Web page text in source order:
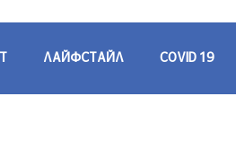
ЛАЙФСТАЙЛ COVID 19